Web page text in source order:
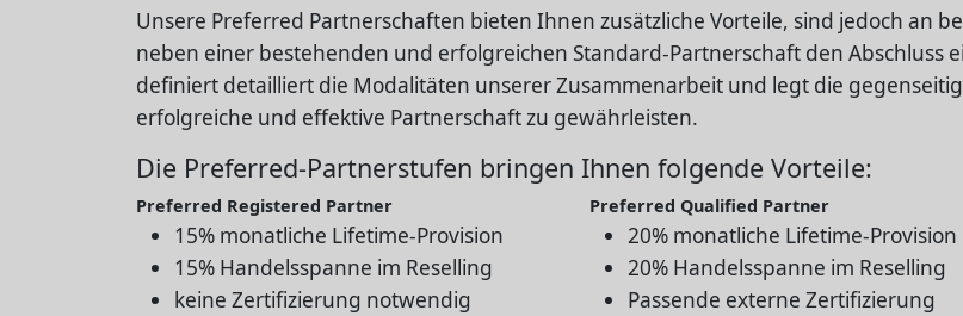
Unsere Preferred Partnerschaften bieten Ihnen zusätzliche Vorteile, sind jedoch an
neben einer bestehenden und erfolgreichen Standard-Partnerschaft den Abschluss
definiert detailliert die Modalitäten unserer Zusammenarbeit und legt die
erfolgreiche und effektive Partnerschaft zu gewährleisten.
Die Preferred-Partnerstufen bringen Ihnen folgende Vorteile:
Preferred Registered Partner
15% monatliche Lifetime-Provision
15% Handelsspanne im Reselling
keine Zertifizierung notwendig
Preferred Qualified Partner
20% monatliche Lifetime-Provision
20% Handelsspanne im Reselling
Passende externe Zertifizierung